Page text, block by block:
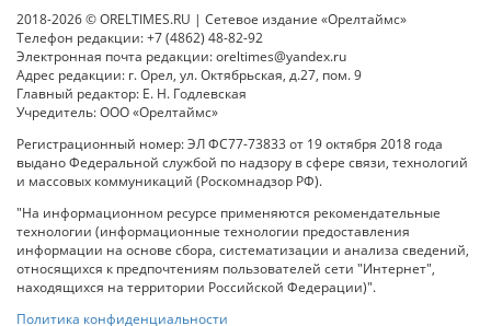
2018-2026 © ORELTIMES.RU | Сетевое издание «Орелтаймс»
Телефон редакции: +7 (4862) 48-82-92
Электронная почта редакции: oreltimes@yandex.ru
Адрес редакции: г. Орел, ул. Октябрьская, д.27, пом. 9
Главный редактор: Е. Н. Годлевская
Учредитель: ООО «Орелтаймс»
Регистрационный номер: ЭЛ ФС77-73833 от 19 октября 2018 года
выдано Федеральной службой по надзору в сфере связи, технологий
и массовых коммуникаций (Роскомнадзор РФ).
"На информационном ресурсе применяются рекомендательные
технологии (информационные технологии предоставления
информации на основе сбора, систематизации и анализа сведений,
относящихся к предпочтениям пользователей сети "Интернет",
находящихся на территории Российской Федерации)".
Политика конфиденциальности